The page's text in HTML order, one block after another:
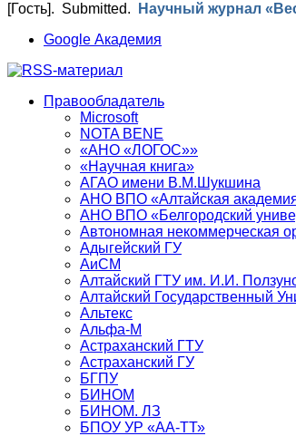
[Гость]. Submitted. Научный журнал
Google Академия
Правообладатель
Microsoft
NOTA BENE
«АНО «ЛОГОС»»
«Научная книга»
АГАО имени В.М.Шукшина
АНО ВПО «Алтайская академия
АНО ВПО «Белгородский
Автономная некоммерческая
Адыгейский ГУ
АиСМ
Алтайский ГТУ им. И.И.
Алтайский Государственный
Альтекс
Альфа-М
Астраханский ГТУ
Астраханский ГУ
БГПУ
БИНОМ
БИНОМ. ЛЗ
БПОУ УР «АА-ТТ»